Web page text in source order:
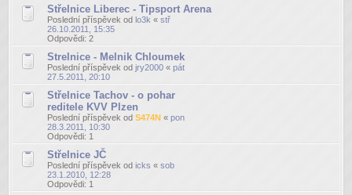
Střelnice Liberec - Tipsport Arena
Poslední příspěvek od lo3k « stř
26.10.2011, 15:35
Odpovědi: 2
Strelnice - Melnik Chloumek
Poslední příspěvek od jry2000 « pát
27.5.2011, 20:10
Střelnice Tachov - o pohar
reditele KVV Plzen
Poslední příspěvek od S474N « pon
28.3.2011, 10:30
Odpovědi: 1
Střelnice JČ
Poslední příspěvek od icks « sob
23.1.2010, 12:28
Odpovědi: 1